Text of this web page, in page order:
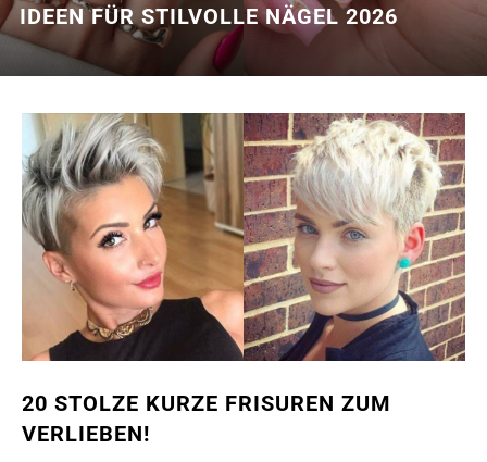
IDEEN FÜR STILVOLLE NÄGEL 2026
20 STOLZE KURZE FRISUREN ZUM
VERLIEBEN!